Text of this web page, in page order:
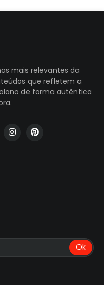
mais relevantes da
que refletem a
de forma autêntica